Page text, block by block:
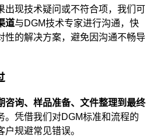
出现技术疑问或不符合项，我们可
道与DGM技术专家进行沟通，快
性的解决方案，避免因沟通不畅导
咨询、样品准备、文件整理到最终
。凭借我们对DGM标准和流程的
规避常见错误。